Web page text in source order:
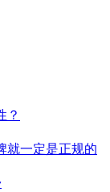
？
就一定是正规的